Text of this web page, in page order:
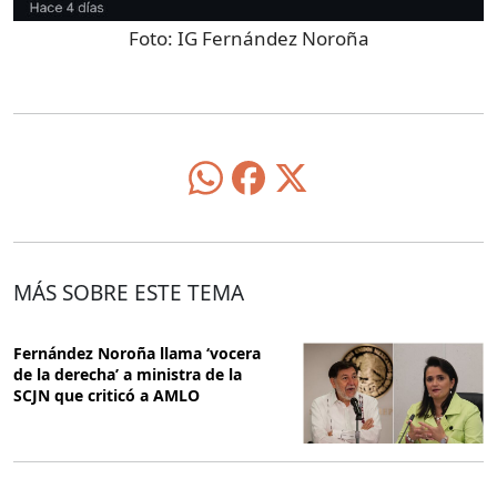
Foto: IG Fernández Noroña
MÁS SOBRE ESTE TEMA
Fernández Noroña llama ‘vocera
de la derecha’ a ministra de la
SCJN que criticó a AMLO